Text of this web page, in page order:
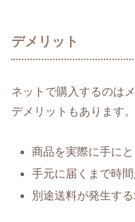
デメリット
ネットで購入するのは
デメリットもあります。
商品を実際に手に
手元に届くまで時
別途送料が発生す